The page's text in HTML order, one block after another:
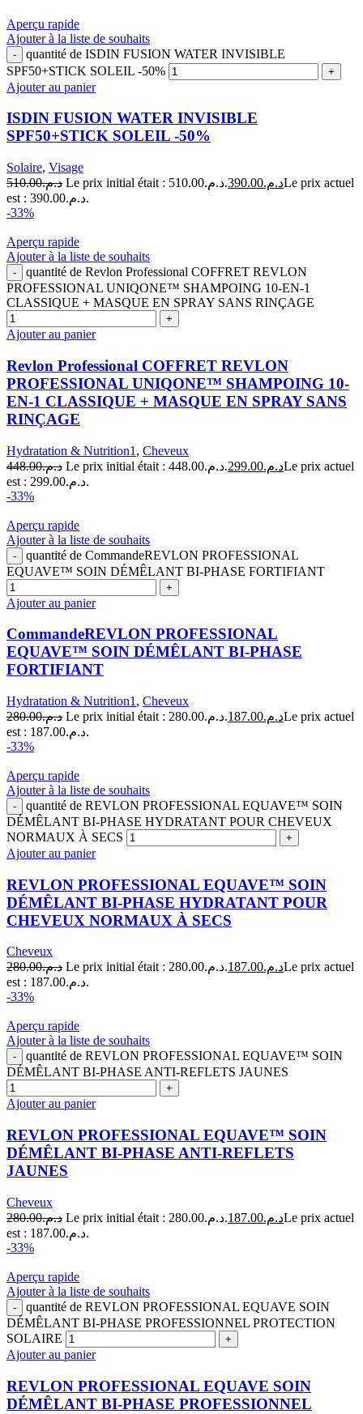
Aperçu rapide
Ajouter à la liste de souhaits
quantité de ISDIN FUSION WATER INVISIBLE
SPF50+STICK SOLEIL -50%
Ajouter au panier
ISDIN FUSION WATER INVISIBLE
SPF50+STICK SOLEIL -50%
Solaire, Visage
د.م.510.00 Le prix initial était : د.م.510.00. د.م.390.00
Le prix actuel
est : د.م.390.00.
-33%
Aperçu rapide
Ajouter à la liste de souhaits
quantité de Revlon Professional COFFRET REVLON
PROFESSIONAL UNIQONE™ SHAMPOING 10-EN-1
CLASSIQUE + MASQUE EN SPRAY SANS RINÇAGE
Ajouter au panier
Revlon Professional COFFRET REVLON
PROFESSIONAL UNIQONE™ SHAMPOING 10-
EN-1 CLASSIQUE + MASQUE EN SPRAY SANS
RINÇAGE
Hydratation & Nutrition1 , Cheveux
د.م.448.00 Le prix initial était : د.م.448.00. د.م.299.00
Le prix actuel
est : د.م.299.00.
-33%
Aperçu rapide
Ajouter à la liste de souhaits
quantité de CommandeREVLON PROFESSIONAL
EQUAVE™ SOIN DÉMÊLANT BI-PHASE FORTIFIANT
Ajouter au panier
CommandeREVLON PROFESSIONAL
EQUAVE™ SOIN DÉMÊLANT BI-PHASE
FORTIFIANT
Hydratation & Nutrition1 , Cheveux
د.م.280.00 Le prix initial était : د.م.280.00. د.م.187.00
Le prix actuel
est : د.م.187.00.
-33%
Aperçu rapide
Ajouter à la liste de souhaits
quantité de REVLON PROFESSIONAL EQUAVE™ SOIN
DÉMÊLANT BI-PHASE HYDRATANT POUR CHEVEUX
NORMAUX À SECS
Ajouter au panier
REVLON PROFESSIONAL EQUAVE™ SOIN
DÉMÊLANT BI-PHASE HYDRATANT POUR
CHEVEUX NORMAUX À SECS
Cheveux
د.م.280.00 Le prix initial était : د.م.280.00. د.م.187.00
Le prix actuel
est : د.م.187.00.
-33%
Aperçu rapide
Ajouter à la liste de souhaits
quantité de REVLON PROFESSIONAL EQUAVE™ SOIN
DÉMÊLANT BI-PHASE ANTI-REFLETS JAUNES
Ajouter au panier
REVLON PROFESSIONAL EQUAVE™ SOIN
DÉMÊLANT BI-PHASE ANTI-REFLETS
JAUNES
Cheveux
د.م.280.00 Le prix initial était : د.م.280.00. د.م.187.00
Le prix actuel
est : د.م.187.00.
-33%
Aperçu rapide
Ajouter à la liste de souhaits
quantité de REVLON PROFESSIONAL EQUAVE SOIN
DÉMÊLANT BI-PHASE PROFESSIONNEL PROTECTION
SOLAIRE
Ajouter au panier
REVLON PROFESSIONAL EQUAVE SOIN
DÉMÊLANT BI-PHASE PROFESSIONNEL